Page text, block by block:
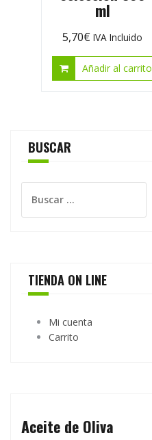
ml
5,70€ IVA Incluido
Añadir al carrito
BUSCAR
TIENDA ON LINE
Mi cuenta
Carrito
Aceite de Oliva